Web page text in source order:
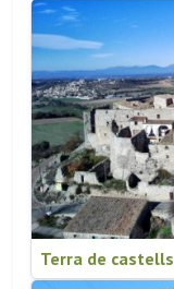
Terra de castells